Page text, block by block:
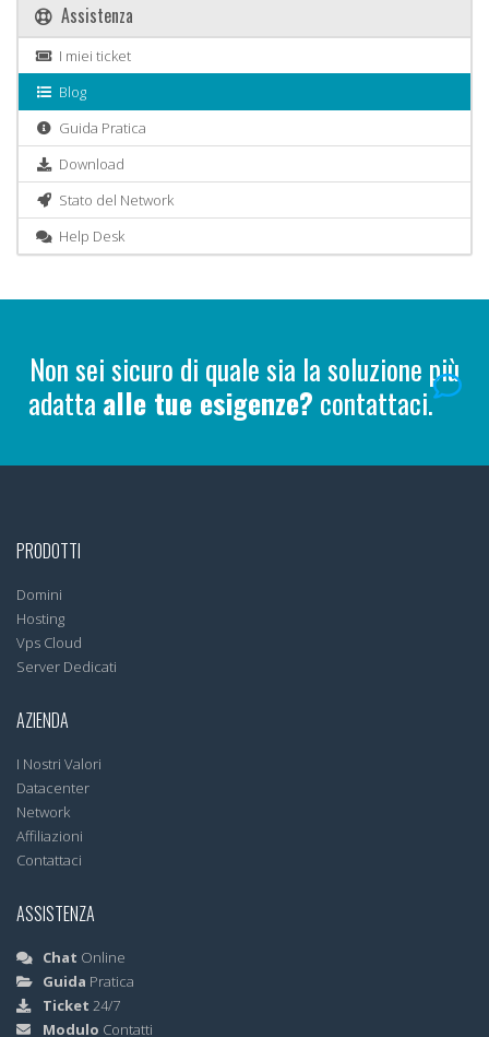
Assistenza
I miei ticket
Blog
Guida Pratica
Download
Stato del Network
Help Desk
Non sei sicuro di quale sia la soluzione più
adatta alle tue esigenze? contattaci.
PRODOTTI
Domini
Hosting
Vps Cloud
Server Dedicati
AZIENDA
I Nostri Valori
Datacenter
Network
Affiliazioni
Contattaci
ASSISTENZA
Chat Online
Guida Pratica
Ticket 24/7
Modulo Contatti